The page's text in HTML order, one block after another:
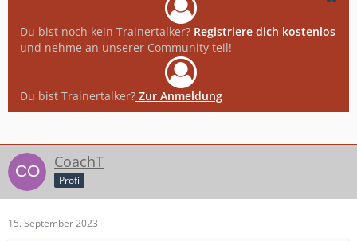
Du bist noch kein Trainertalker? Registriere dich kostenlos
und nehme an unserer Community teil!
Du bist Trainertalker? Zur Anmeldung
CoachT
Profi
15. September 2023